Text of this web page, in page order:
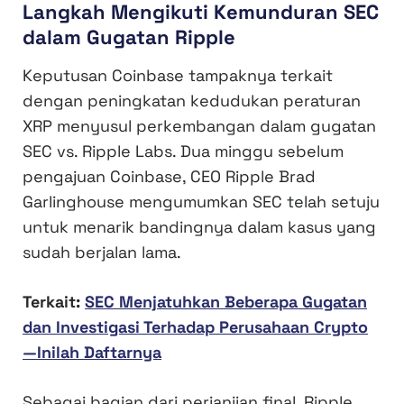
Langkah Mengikuti Kemunduran SEC
dalam Gugatan Ripple
Keputusan Coinbase tampaknya terkait
dengan peningkatan kedudukan peraturan
XRP menyusul perkembangan dalam gugatan
SEC vs. Ripple Labs. Dua minggu sebelum
pengajuan Coinbase, CEO Ripple Brad
Garlinghouse mengumumkan SEC telah setuju
untuk menarik bandingnya dalam kasus yang
sudah berjalan lama.
Terkait: SEC Menjatuhkan Beberapa Gugatan
dan Investigasi Terhadap Perusahaan Crypto
—Inilah Daftarnya